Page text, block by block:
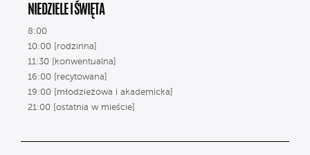
NIEDZIELE I ŚWIĘTA
8:00
10:00 [rodzinna]
11:30 [konwentualna]
16:00 [recytowana]
19:00 [młodzieżowa i akademicka]
21:00 [ostatnia w mieście]